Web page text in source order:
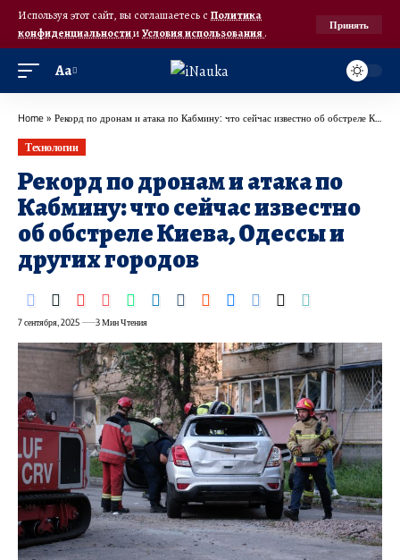
Используя этот сайт, вы соглашаетесь с Политика
конфиденциальностииУсловия использования.
Принять
Аа
Home » Рекорд по дронам и атака по Кабмину: что сейчас известно об обстреле Киева, Одессы и других городов
Технологии
Рекорд по дронам и атака по
Кабмину: что сейчас известно
об обстреле Киева, Одессы и
других городов
7 сентября, 2025 3 Мин Чтения